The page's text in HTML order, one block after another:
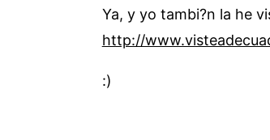
Ya, y yo tambi?n la he
http://
:)